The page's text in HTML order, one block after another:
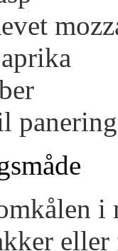
panering
i
eller